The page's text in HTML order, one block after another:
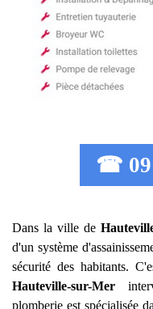
☎ 09
Dans la ville de
d'un système
sécurité des habitants.
Hauteville-sur-Mer
plomberie est spécialisée